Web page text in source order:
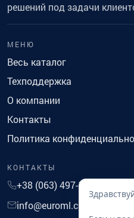
решений под задачи
МЕНЮ
Весь каталог
Техподдержка
О компании
Контакты
Политика
КОНТАКТЫ
+38 (063) 497-14-41
info@euroml.com.ua